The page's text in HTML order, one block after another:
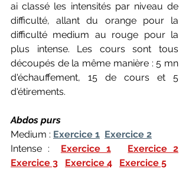
ai classé les intensités par niveau de
difficulté, allant du orange pour la
difficulté medium au rouge pour la
plus intense. Les cours sont tous
découpés de la même manière : 5 mn
d'échauffement, 15 de cours et 5
d'étirements.
Abdos purs
Medium : Exercice 1 Exercice 2
Intense : Exercice 1
Exercice 2
Exercice 3
Exercice 4
Exercice 5